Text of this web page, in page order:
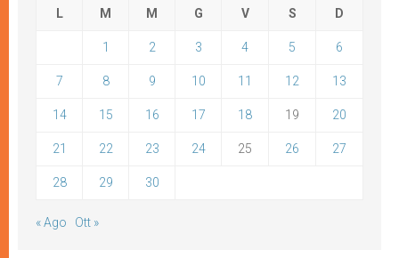
L M M G V S D
1 2 3 4 5 6
7 8 9 10 11 12 13
14 15 16 17 18 19 20
21 22 23 24 25 26 27
28 29 30
« Ago Ott »